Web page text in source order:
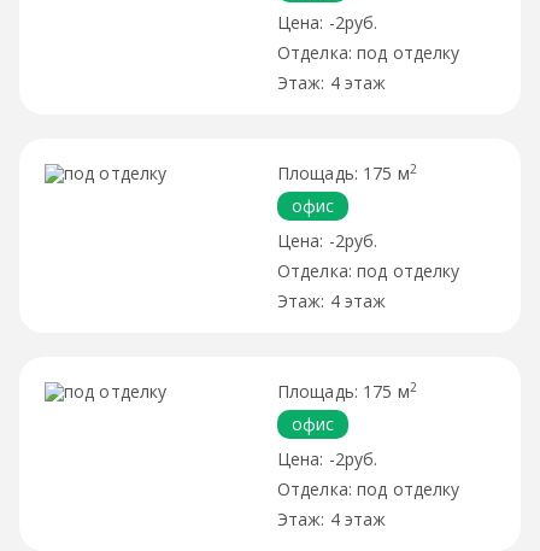
-2руб.
под отделку
4 этаж
175 м2
офис
-2руб.
под отделку
4 этаж
175 м2
офис
-2руб.
под отделку
4 этаж